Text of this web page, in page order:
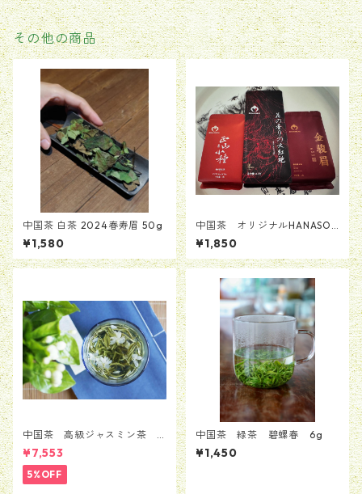
その他の商品
中国茶 白茶 2024春寿眉 50g
¥1,580
中国茶 オリジナルHANASOU
VIお茶セット ３種類入り
計18.4g ポスト投函無料配送
¥1,850
中国茶 高級ジャスミン茶
茉莉花茶 ジャスミンティ
ー 100g
¥7,553
5%OFF
中国茶 緑茶 碧螺春 6g
¥1,450